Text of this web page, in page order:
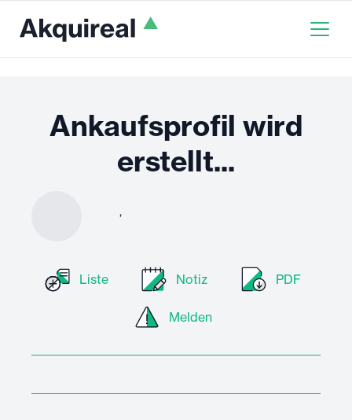
Ankaufsprofil wird
erstellt...
,
Liste Notiz PDF
Melden